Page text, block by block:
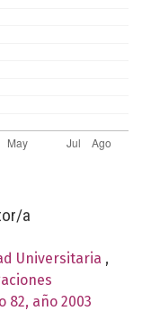
a
Universitaria ,
82, año 2003